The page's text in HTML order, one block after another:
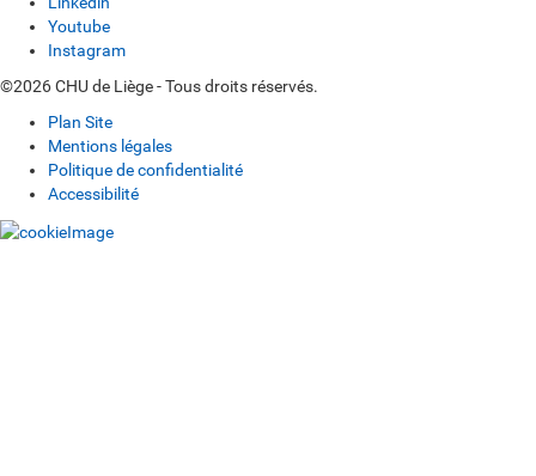
Youtube
Instagram
©2026 CHU de Liège - Tous droits réservés.
Plan Site
Mentions légales
Politique de confidentialité
Accessibilité